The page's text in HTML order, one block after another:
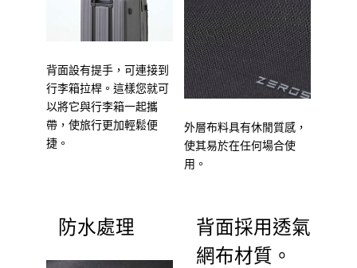
背面設有提手，可連接到
行李箱拉桿。這樣您就可
以將它與行李箱一起攜
帶，使旅行更加輕鬆便
捷。
外層布料具有休閒質感，
使其易於在任何場合使
用。
防水處理
背面採用透氣
網布材質。